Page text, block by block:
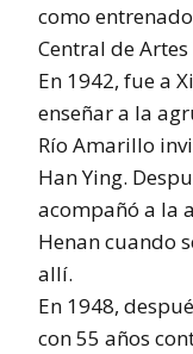
como
Central de
En 1942, fue a
enseñar a la
Río Amarillo
Han Ying.
acompañó a la
Henan cuando
allí.
En 1948,
con 55 años